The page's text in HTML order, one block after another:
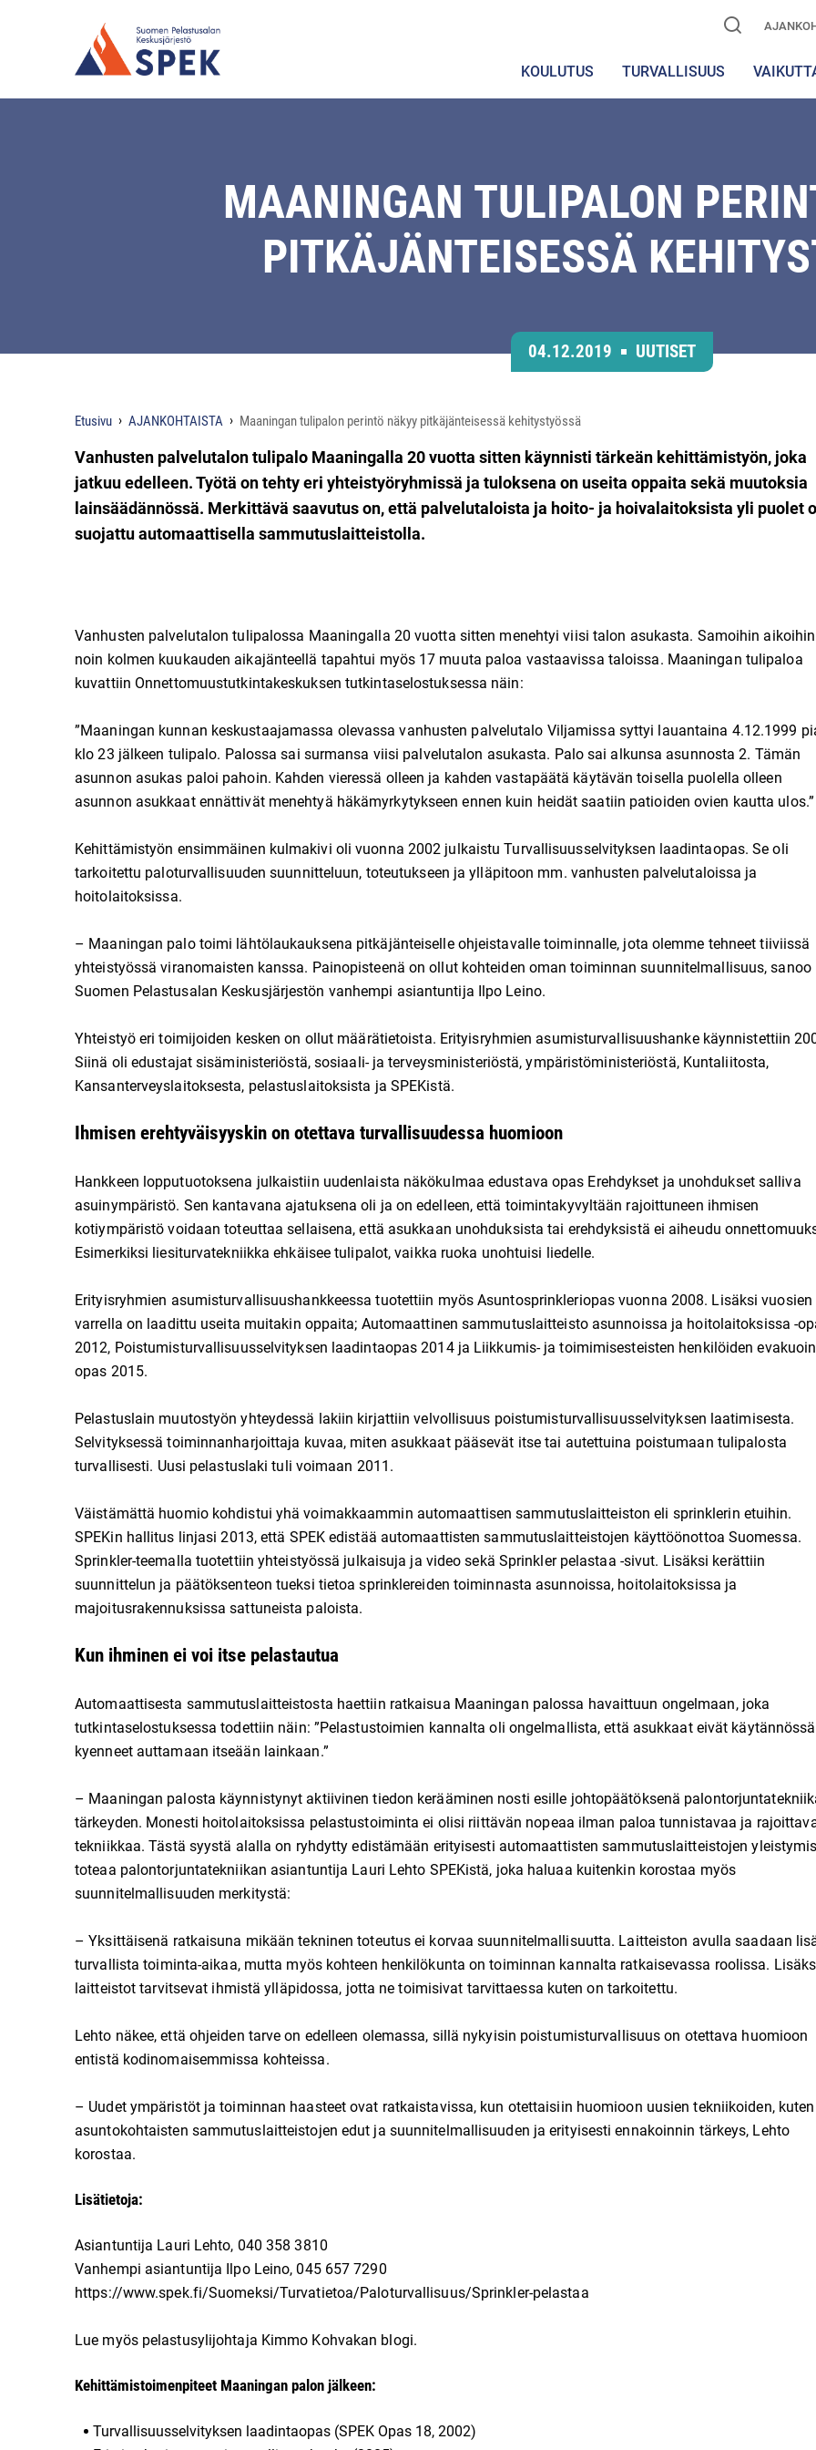
KOULUTUS TURVALLISUUS
MAANINGAN TULIPALON
PITKÄJÄNTEISESSÄ
04.12.2019 UUTISET
Etusivu AJANKOHTAISTA Maaningan tulipalon perintö näkyy pitkäjänteisessä kehitystyössä
Vanhusten palvelutalon tulipalo Maaningalla 20 vuotta sitten käynnisti tärkeän kehittämistyön, joka
jatkuu edelleen. Työtä on tehty eri yhteistyöryhmissä ja tuloksena on useita oppaita sekä muutoksia
lainsäädännössä. Merkittävä saavutus on, että palvelutaloista ja hoito- ja hoivalaitoksista yli puolet
suojattu automaattisella sammutuslaitteistolla.
Vanhusten palvelutalon tulipalossa Maaningalla 20 vuotta sitten menehtyi viisi talon asukasta. Samoihin aikoihin
noin kolmen kuukauden aikajänteellä tapahtui myös 17 muuta paloa vastaavissa taloissa. Maaningan tulipaloa
kuvattiin Onnettomuustutkintakeskuksen tutkintaselostuksessa näin:
”Maaningan kunnan keskustaajamassa olevassa vanhusten palvelutalo Viljamissa syttyi lauantaina 4.12.1999
klo 23 jälkeen tulipalo. Palossa sai surmansa viisi palvelutalon asukasta. Palo sai alkunsa asunnosta 2. Tämän
asunnon asukas paloi pahoin. Kahden vieressä olleen ja kahden vastapäätä käytävän toisella puolella olleen
asunnon asukkaat ennättivät menehtyä häkämyrkytykseen ennen kuin heidät saatiin patioiden ovien kautta ulos.”
Kehittämistyön ensimmäinen kulmakivi oli vuonna 2002 julkaistu Turvallisuusselvityksen laadintaopas. Se oli
tarkoitettu paloturvallisuuden suunnitteluun, toteutukseen ja ylläpitoon mm. vanhusten palvelutaloissa ja
hoitolaitoksissa.
– Maaningan palo toimi lähtölaukauksena pitkäjänteiselle ohjeistavalle toiminnalle, jota olemme tehneet tiiviissä
yhteistyössä viranomaisten kanssa. Painopisteenä on ollut kohteiden oman toiminnan suunnitelmallisuus, sanoo
Suomen Pelastusalan Keskusjärjestön vanhempi asiantuntija Ilpo Leino.
Yhteistyö eri toimijoiden kesken on ollut määrätietoista. Erityisryhmien asumisturvallisuushanke käynnistettiin
Siinä oli edustajat sisäministeriöstä, sosiaali- ja terveysministeriöstä, ympäristöministeriöstä, Kuntaliitosta,
Kansanterveyslaitoksesta, pelastuslaitoksista ja SPEKistä.
Ihmisen erehtyväisyyskin on otettava turvallisuudessa huomioon
Hankkeen lopputuotoksena julkaistiin uudenlaista näkökulmaa edustava opas Erehdykset ja unohdukset salliva
asuinympäristö. Sen kantavana ajatuksena oli ja on edelleen, että toimintakyvyltään rajoittuneen ihmisen
kotiympäristö voidaan toteuttaa sellaisena, että asukkaan unohduksista tai erehdyksistä ei aiheudu
Esimerkiksi liesiturvatekniikka ehkäisee tulipalot, vaikka ruoka unohtuisi liedelle.
Erityisryhmien asumisturvallisuushankkeessa tuotettiin myös Asuntosprinkleriopas vuonna 2008. Lisäksi vuosien
varrella on laadittu useita muitakin oppaita; Automaattinen sammutuslaitteisto asunnoissa ja hoitolaitoksissa -
2012, Poistumisturvallisuusselvityksen laadintaopas 2014 ja Liikkumis- ja toimimisesteisten henkilöiden
opas 2015.
Pelastuslain muutostyön yhteydessä lakiin kirjattiin velvollisuus poistumisturvallisuusselvityksen laatimisesta.
Selvityksessä toiminnanharjoittaja kuvaa, miten asukkaat pääsevät itse tai autettuina poistumaan tulipalosta
turvallisesti. Uusi pelastuslaki tuli voimaan 2011.
Väistämättä huomio kohdistui yhä voimakkaammin automaattisen sammutuslaitteiston eli sprinklerin etuihin.
SPEKin hallitus linjasi 2013, että SPEK edistää automaattisten sammutuslaitteistojen käyttöönottoa Suomessa.
Sprinkler-teemalla tuotettiin yhteistyössä julkaisuja ja video sekä Sprinkler pelastaa -sivut. Lisäksi kerättiin
suunnittelun ja päätöksenteon tueksi tietoa sprinklereiden toiminnasta asunnoissa, hoitolaitoksissa ja
majoitusrakennuksissa sattuneista paloista.
Kun ihminen ei voi itse pelastautua
Automaattisesta sammutuslaitteistosta haettiin ratkaisua Maaningan palossa havaittuun ongelmaan, joka
tutkintaselostuksessa todettiin näin: ”Pelastustoimien kannalta oli ongelmallista, että asukkaat eivät käytännössä
kyenneet auttamaan itseään lainkaan.”
– Maaningan palosta käynnistynyt aktiivinen tiedon kerääminen nosti esille johtopäätöksenä
tärkeyden. Monesti hoitolaitoksissa pelastustoiminta ei olisi riittävän nopeaa ilman paloa tunnistavaa ja
tekniikkaa. Tästä syystä alalla on ryhdytty edistämään erityisesti automaattisten sammutuslaitteistojen
toteaa palontorjuntatekniikan asiantuntija Lauri Lehto SPEKistä, joka haluaa kuitenkin korostaa myös
suunnitelmallisuuden merkitystä:
– Yksittäisenä ratkaisuna mikään tekninen toteutus ei korvaa suunnitelmallisuutta. Laitteiston avulla saadaan
turvallista toiminta-aikaa, mutta myös kohteen henkilökunta on toiminnan kannalta ratkaisevassa roolissa.
laitteistot tarvitsevat ihmistä ylläpidossa, jotta ne toimisivat tarvittaessa kuten on tarkoitettu.
Lehto näkee, että ohjeiden tarve on edelleen olemassa, sillä nykyisin poistumisturvallisuus on otettava huomioon
entistä kodinomaisemmissa kohteissa.
– Uudet ympäristöt ja toiminnan haasteet ovat ratkaistavissa, kun otettaisiin huomioon uusien tekniikoiden, kuten
asuntokohtaisten sammutuslaitteistojen edut ja suunnitelmallisuuden ja erityisesti ennakoinnin tärkeys, Lehto
korostaa.
Lisätietoja:
Asiantuntija Lauri Lehto, 040 358 3810
Vanhempi asiantuntija Ilpo Leino, 045 657 7290
https://www.spek.fi/Suomeksi/Turvatietoa/Paloturvallisuus/Sprinkler-pelastaa
Lue myös pelastusylijohtaja Kimmo Kohvakan blogi.
Kehittämistoimenpiteet Maaningan palon jälkeen:
Turvallisuusselvityksen laadintaopas (SPEK Opas 18, 2002)